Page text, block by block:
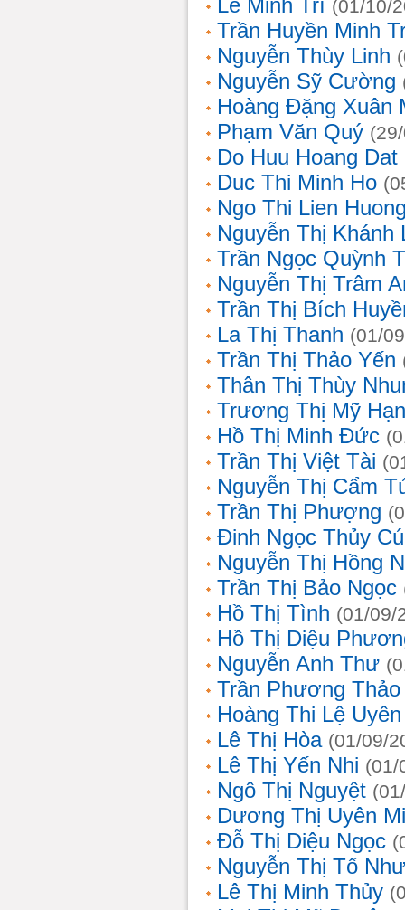
Lê Minh Trí (01/10/
Trần Huyền Minh
Nguyễn Thùy Linh
Nguyễn Sỹ Cường
Hoàng Đặng Xuân
Phạm Văn Quý
Do Huu Hoang Dat
Duc Thi Minh Ho
Ngo Thi Lien
Nguyễn Thị Khánh
Trần Ngọc Quỳnh
Nguyễn Thị Trâm
Trần Thị Bích
La Thị Thanh (01/
Trần Thị Thảo Yến
Thân Thị Thùy
Trương Thị Mỹ
Hồ Thị Minh Đức
Trần Thị Việt Tài
Nguyễn Thị Cẩm
Trần Thị Phượng
Đinh Ngọc Thủy
Nguyễn Thị Hồng
Trần Thị Bảo Ngọc
Hồ Thị Tình (01/09/
Hồ Thị Diệu
Nguyễn Anh Thư
Trần Phương Thảo
Hoàng Thi Lệ Uyên
Lê Thị Hòa (01/09/
Lê Thị Yến Nhi (01/
Ngô Thị Nguyệt
Dương Thị Uyên Mi
Đỗ Thị Diệu Ngọc
Nguyễn Thị Tố Như
Lê Thị Minh Thủy